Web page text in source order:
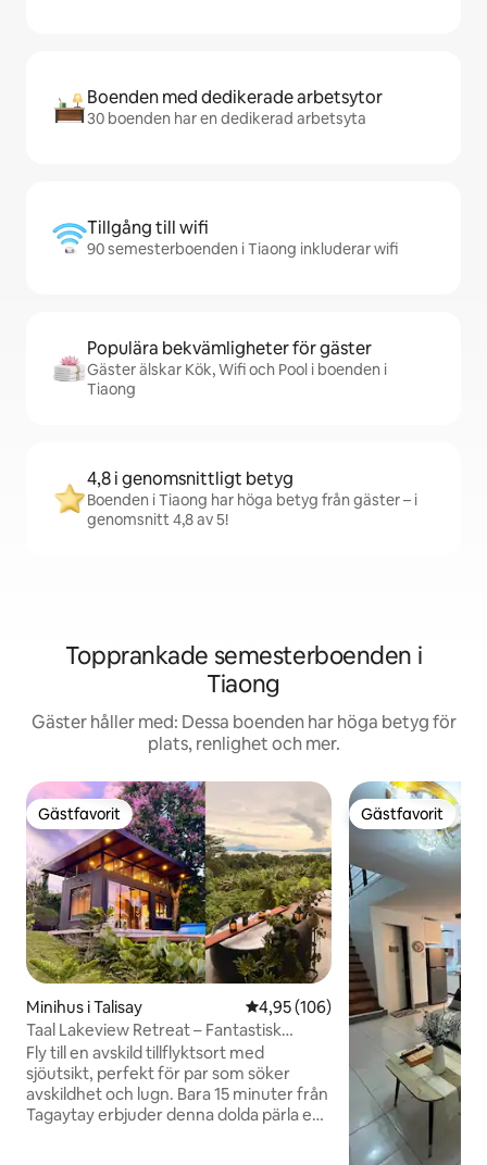
Boenden med dedikerade arbetsytor
30 boenden har en dedikerad arbetsyta
Tillgång till wifi
90 semesterboenden i Tiaong inkluderar wifi
Populära bekvämligheter för gäster
Gäster älskar Kök, Wifi och Pool i boenden i
Tiaong
4,8 i genomsnittligt betyg
Boenden i Tiaong har höga betyg från gäster – i
genomsnitt 4,8 av 5!
Topprankade semesterboenden i
Tiaong
Gäster håller med: Dessa boenden har höga betyg för
plats, renlighet och mer.
Gästfavorit
Gästfavorit
Minihus i Talisay 4,95 av 5 i genomsnittligt
4,95 (106)
Taal Lakeview Retreat – Fantastisk
panoramautsikt
Fly till en avskild tillflyktsort med
sjöutsikt, perfekt för par som söker
avskildhet och lugn. Bara 15 minuter från
Tagaytay erbjuder denna dolda pärla en
Gästfavorit
Gästfavorit